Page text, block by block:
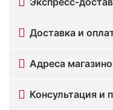
Доставка и
Адреса
Консультация и